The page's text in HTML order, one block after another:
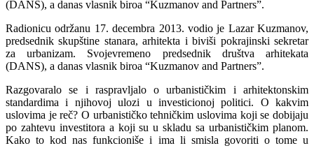
(DANS), a danas vlasnik biroa “Kuzmanov and Partners”.
Radionicu održanu 17. decembra 2013. vodio je Lazar Kuzmanov,
predsednik skupštine stanara, arhitekta i biviši pokrajinski sekretar
za urbanizam. Svojevremeno predsednik društva arhitekata
(DANS), a danas vlasnik biroa “Kuzmanov and Partners”.
Razgovaralo se i raspravljalo o urbanističkim i arhitektonskim
standardima i njihovoj ulozi u investicionoj politici. O kakvim
uslovima je reč? O urbanističko tehničkim uslovima koji se dobijaju
po zahtevu investitora a koji su u skladu sa urbanističkim planom.
Kako to kod nas funkcioniše i ima li smisla govoriti o tome u